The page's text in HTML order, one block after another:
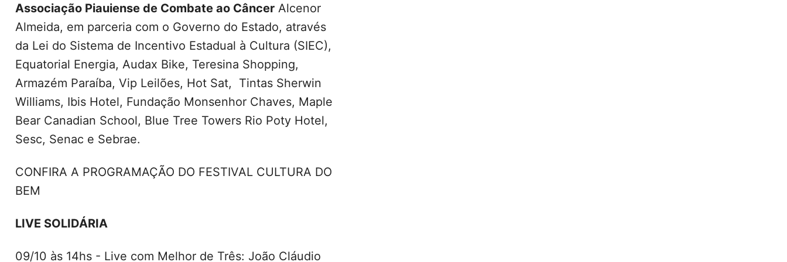
Associação Piauiense de Combate ao Câncer Alcenor
Almeida, em parceria com o Governo do Estado, através
da Lei do Sistema de Incentivo Estadual à Cultura (SIEC),
Equatorial Energia, Audax Bike, Teresina Shopping,
Armazém Paraíba, Vip Leilões, Hot Sat, Tintas Sherwin
Williams, Ibis Hotel, Fundação Monsenhor Chaves, Maple
Bear Canadian School, Blue Tree Towers Rio Poty Hotel,
Sesc, Senac e Sebrae.
CONFIRA A PROGRAMAÇÃO DO FESTIVAL CULTURA DO
BEM
LIVE SOLIDÁRIA
09/10 às 14hs - Live com Melhor de Três: João Cláudio